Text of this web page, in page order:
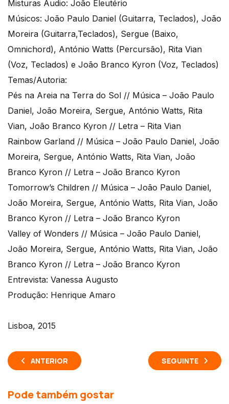
Misturas Áudio: João Eleutério
Músicos: João Paulo Daniel (Guitarra, Teclados), João
Moreira (Guitarra,Teclados), Sergue (Baixo,
Omnichord), António Watts (Percursão), Rita Vian
(Voz, Teclados) e João Branco Kyron (Voz, Teclados)
Temas/Autoria:
Pés na Areia na Terra do Sol // Música – João Paulo
Daniel, João Moreira, Sergue, António Watts, Rita
Vian, João Branco Kyron // Letra – Rita Vian
Rainbow Garland // Música – João Paulo Daniel, João
Moreira, Sergue, António Watts, Rita Vian, João
Branco Kyron // Letra – João Branco Kyron
Tomorrow’s Children // Música – João Paulo Daniel,
João Moreira, Sergue, António Watts, Rita Vian, João
Branco Kyron // Letra – João Branco Kyron
Valley of Wonders // Música – João Paulo Daniel,
João Moreira, Sergue, António Watts, Rita Vian, João
Branco Kyron // Letra – João Branco Kyron
Entrevista: Vanessa Augusto
Produção: Henrique Amaro
Lisboa, 2015
ANTERIOR SEGUINTE
Pode também gostar